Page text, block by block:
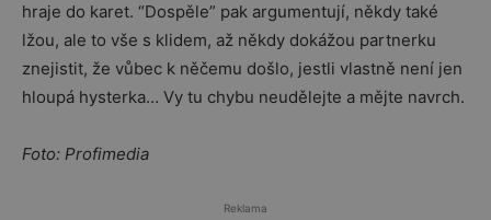
hraje do karet. “Dospěle” pak argumentují, někdy také
lžou, ale to vše s klidem, až někdy dokážou partnerku
znejistit, že vůbec k něčemu došlo, jestli vlastně není jen
hloupá hysterka… Vy tu chybu neudělejte a mějte navrch.
Foto: Profimedia
Reklama